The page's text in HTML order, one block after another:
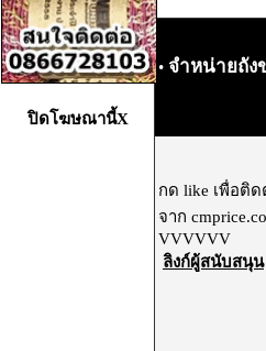
• จำหน่ายถัง
กด like เพื่อติ
จาก
VVVVVV
ลิงก์ผู้สนับสนุน
ปิดโฆษณานี้X